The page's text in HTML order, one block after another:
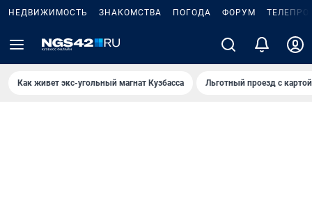
НЕДВИЖИМОСТЬ ЗНАКОМСТВА ПОГОДА ФОРУМ
Как живет экс-угольный магнат Кузбасса Льготный проезд с